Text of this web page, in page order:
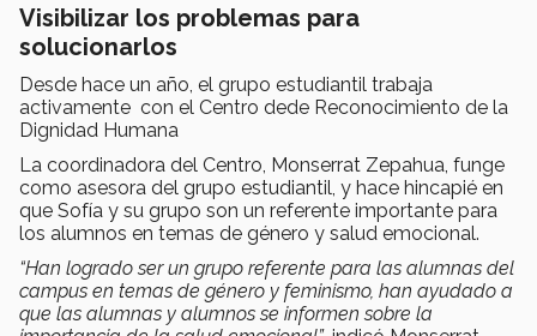
Visibilizar los problemas para
solucionarlos
Desde hace un año, el grupo estudiantil trabaja
activamente con el Centro dede Reconocimiento de la
Dignidad Humana
La coordinadora del Centro, Monserrat Zepahua, funge
como asesora del grupo estudiantil, y hace hincapié en
que Sofía y su grupo son un referente importante para
los alumnos en temas de género y salud emocional.
“Han logrado ser un grupo referente para las alumnas del
campus en temas de género y feminismo, han ayudado a
que las alumnas y alumnos se informen sobre la